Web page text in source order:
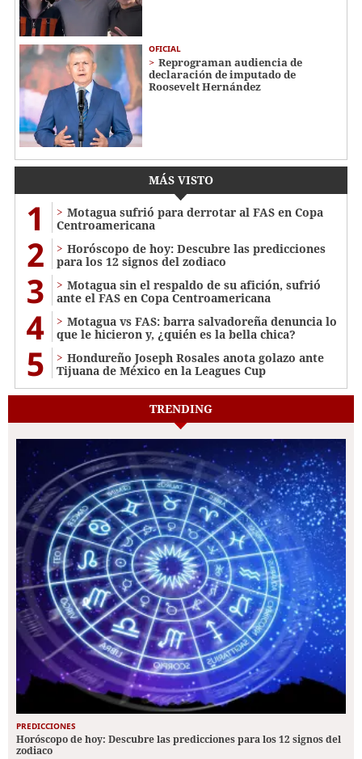
OFICIAL
Reprograman audiencia de
declaración de imputado de
Roosevelt Hernández
MÁS VISTO
1
Motagua sufrió para derrotar al FAS en Copa
Centroamericana
2
Horóscopo de hoy: Descubre las predicciones
para los 12 signos del zodiaco
3
Motagua sin el respaldo de su afición, sufrió
ante el FAS en Copa Centroamericana
4
Motagua vs FAS: barra salvadoreña denuncia lo
que le hicieron y, ¿quién es la bella chica?
5
Hondureño Joseph Rosales anota golazo ante
Tijuana de México en la Leagues Cup
TRENDING
PREDICCIONES
Horóscopo de hoy: Descubre las predicciones para los 12 signos del
zodiaco